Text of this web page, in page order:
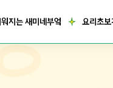
지는 새미네부엌 요리초